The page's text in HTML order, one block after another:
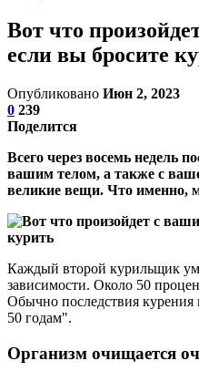
Вот что
если вы бросите
Опубликовано Июн 2, 2023
0 239
Поделится
Всего через восемь недель
вашим телом, а также с
великие вещи. Что именно,
Каждый второй курильщик
зависимости. Около 50
Обычно последствия курения
50 годам".
Организм очищается